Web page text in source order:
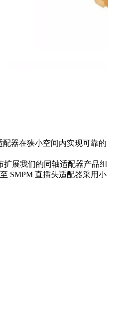
配器在狭小空间内实现可靠的
扩展我们的同轴适配器产品组
SMPM 直插头适配器采用小